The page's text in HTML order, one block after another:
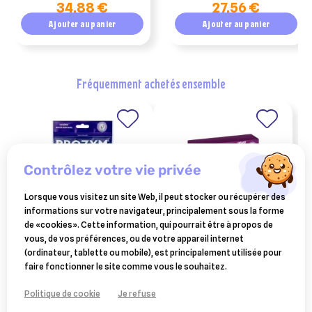
34,88 €
Ajouter au panier
27,56 €
Ajouter au panier
fréquemment achetés ensemble
lamelles à macher prozym
taille s - chien entre 5 et 15
kg
9,98 €
vectra3d antiparasitaires
25/40 kg 3 pipettes
25,80 €
contrôlez votre vie privée
Lorsque vous visitez un site Web, il peut stocker ou récupérer des
informations sur votre navigateur, principalement sous la forme
de «cookies». Cette information, qui pourrait être à propos de
vous, de vos préférences, ou de votre appareil internet
(ordinateur, tablette ou mobile), est principalement utilisée pour
faire fonctionner le site comme vous le souhaitez.
Politique de cookie Je refuse